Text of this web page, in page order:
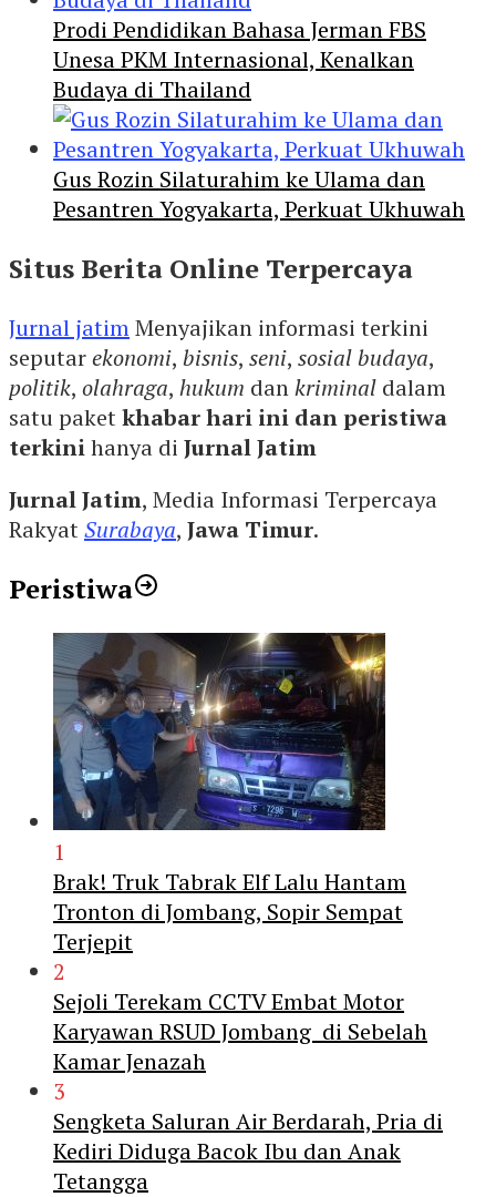
Prodi Pendidikan Bahasa Jerman FBS
Unesa PKM Internasional, Kenalkan
Budaya di Thailand
Gus Rozin Silaturahim ke Ulama dan
Pesantren Yogyakarta, Perkuat Ukhuwah
Situs Berita Online Terpercaya
Jurnal jatimMenyajikan informasi terkini
seputarekonomi, bisnis, seni, sosial budaya,
politik, olahraga, hukum dankriminal dalam
satu paketkhabar hari ini dan peristiwa
terkinihanya di Jurnal Jatim
Jurnal Jatim, Media Informasi Terpercaya
RakyatSurabaya, Jawa Timur.
Peristiwa
1
Brak! Truk Tabrak Elf Lalu Hantam
Tronton di Jombang, Sopir Sempat
Terjepit
2
Sejoli Terekam CCTV Embat Motor
Karyawan RSUD Jombang di Sebelah
Kamar Jenazah
3
Sengketa Saluran Air Berdarah, Pria di
Kediri Diduga Bacok Ibu dan Anak
Tetangga